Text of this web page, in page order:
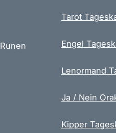
Runen
Tarot
Engel
Lenormand
Ja / Nein
Kipper